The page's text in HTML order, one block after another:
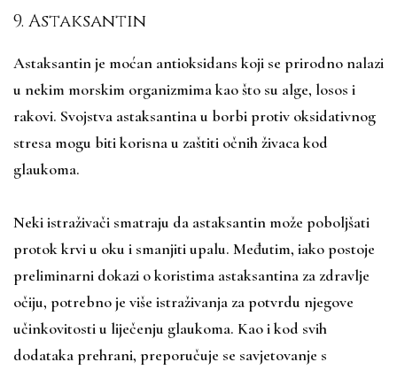
9. Astaksantin
Astaksantin je moćan antioksidans koji se prirodno nalazi
u nekim morskim organizmima kao što su alge, losos i
rakovi. Svojstva astaksantina u borbi protiv oksidativnog
stresa mogu biti korisna u zaštiti očnih živaca kod
glaukoma.
Neki istraživači smatraju da astaksantin može poboljšati
protok krvi u oku i smanjiti upalu. Međutim, iako postoje
preliminarni dokazi o koristima astaksantina za zdravlje
očiju, potrebno je više istraživanja za potvrdu njegove
učinkovitosti u liječenju glaukoma. Kao i kod svih
dodataka prehrani, preporučuje se savjetovanje s